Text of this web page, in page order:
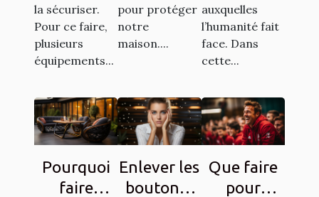
la sécuriser.
Pour ce faire,
plusieurs
équipements...
pour protéger
notre
maison....
auxquelles
l’humanité fait
face. Dans
cette...
Pourquoi
faire
Enlever les
boutons :
Que faire
pour